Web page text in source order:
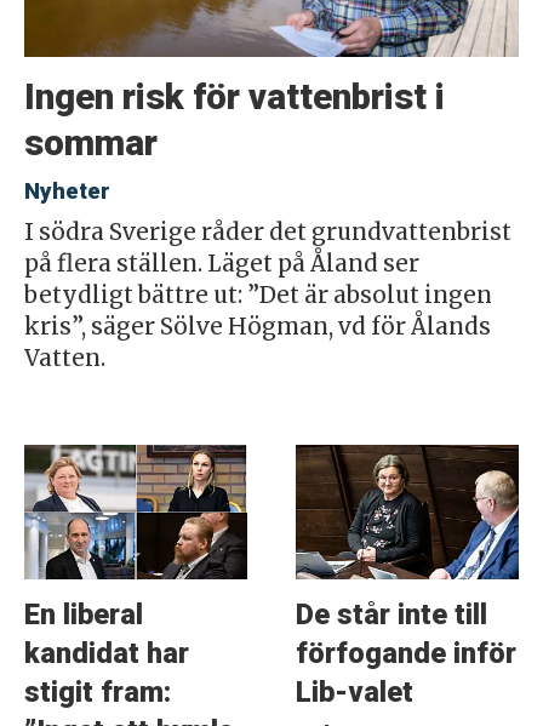
Ingen risk för vattenbrist i
sommar
Nyheter
I södra Sverige råder det grundvattenbrist
på flera ställen. Läget på Åland ser
betydligt bättre ut: ”Det är absolut ingen
kris”, säger Sölve Högman, vd för Ålands
Vatten.
En liberal
kandidat har
stigit fram:
De står inte till
förfogande inför
Lib-valet